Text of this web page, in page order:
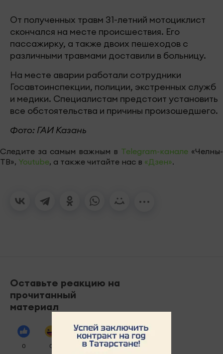
От полученных травм 31-летний мотоциклист
скончался на месте происшествия. Его
пассажирку, а также двоих пешеходов с
различными травмами доставили в больницу.
На месте аварии работали сотрудники
Госавтоинспекции, полиции, экстренных служб
и медики. Специалистам предстоит установить
все обстоятельства и причины произошедшего.
Фото: ГАИ Казань
Следите за самым важным в Telegram-канале «Челны-
ТВ», Youtube, а также читайте нас в «Дзен».
Оставьте реакцию на
прочитанный
материал
0 0 0 0